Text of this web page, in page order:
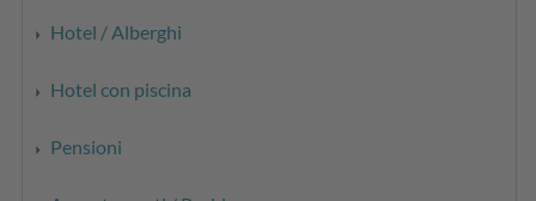
Hotel / Alberghi
Hotel con piscina
Pensioni